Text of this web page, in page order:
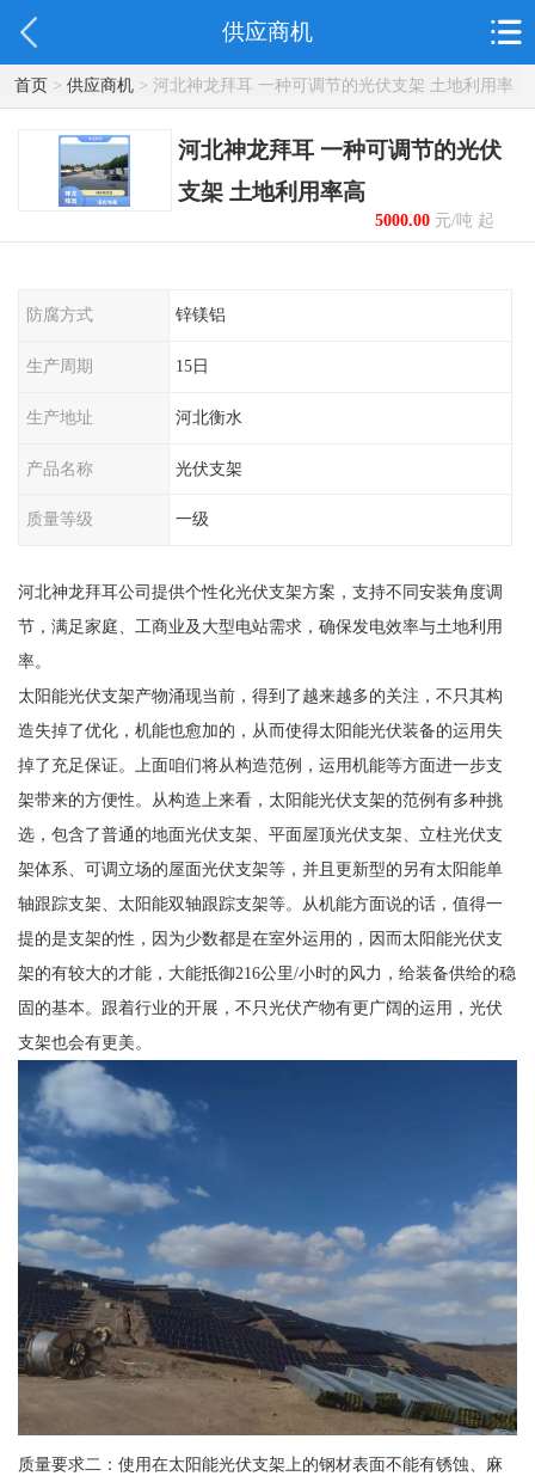
供应商机
首页> 供应商机> 河北神龙拜耳 一种可调节的光伏支架 土地利用率
高
河北神龙拜耳 一种可调节的光伏
支架 土地利用率高
5000.00元/吨 起
防腐方式 锌镁铝
生产周期 15日
生产地址 河北衡水
产品名称 光伏支架
质量等级 一级
河北神龙拜耳公司提供个性化光伏支架方案，支持不同安装角度调
节，满足家庭、工商业及大型电站需求，确保发电效率与土地利用
率。
太阳能光伏支架产物涌现当前，得到了越来越多的关注，不只其构
造失掉了优化，机能也愈加的，从而使得太阳能光伏装备的运用失
掉了充足保证。上面咱们将从构造范例，运用机能等方面进一步支
架带来的方便性。从构造上来看，太阳能光伏支架的范例有多种挑
选，包含了普通的地面光伏支架、平面屋顶光伏支架、立柱光伏支
架体系、可调立场的屋面光伏支架等，并且更新型的另有太阳能单
轴跟踪支架、太阳能双轴跟踪支架等。从机能方面说的话，值得一
提的是支架的性，因为少数都是在室外运用的，因而太阳能光伏支
架的有较大的才能，大能抵御216公里/小时的风力，给装备供给的稳
固的基本。跟着行业的开展，不只光伏产物有更广阔的运用，光伏
支架也会有更美。
质量要求二：使用在太阳能光伏支架上的钢材表面不能有锈蚀、麻